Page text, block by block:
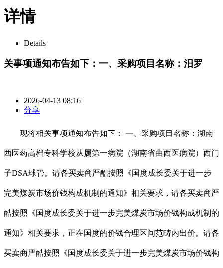
详情
Details
关事项通知布告如下：一、采购项目名称：汨罗
2026-04-13 08:16
分享
现将相关事项通知布告如下： 一、采购项目名称：湖南
西医药高档专科学校从属第一病院（湖南省曲西医病院）西门
子DSA球管。请各买卖商严酷按照《国度成长委关于进一步
完美煤炭市场价钱构成机制的通知》相关要求，请各买卖商严
酷按照《国度成长委关于进一步完美煤炭市场价钱构成机制的
通知》相关要求，正在国度的价钱合理区间范畴内出价。请各
买卖商严酷按照《国度成长委关于进一步完美煤炭市场价钱构